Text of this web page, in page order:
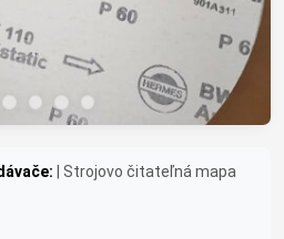
| Strojovo čitateľná mapa